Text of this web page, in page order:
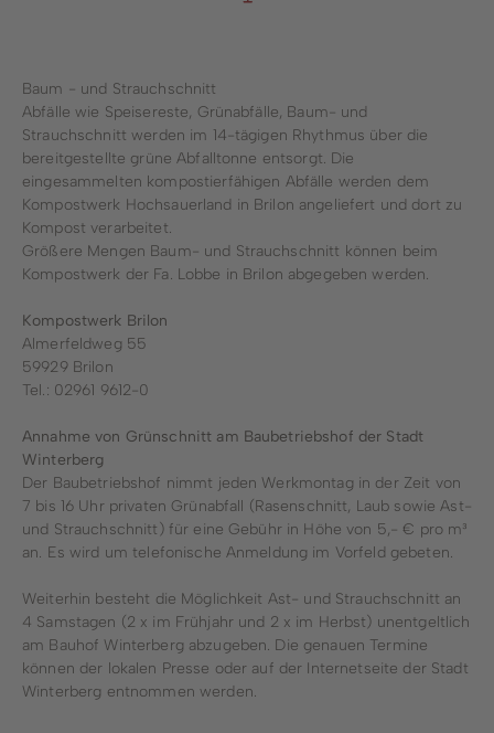
Baum - und Strauchschnitt
Abfälle wie Speisereste, Grünabfälle, Baum- und
Strauchschnitt werden im 14-tägigen Rhythmus über die
bereitgestellte grüne Abfalltonne entsorgt. Die
eingesammelten kompostierfähigen Abfälle werden dem
Kompostwerk Hochsauerland in Brilon angeliefert und dort zu
Kompost verarbeitet.
Größere Mengen Baum- und Strauchschnitt können beim
Kompostwerk der Fa. Lobbe in Brilon abgegeben werden.
Kompostwerk Brilon
Almerfeldweg 55
59929 Brilon
Tel.: 02961 9612-0
Annahme von Grünschnitt am Baubetriebshof der Stadt
Winterberg
Der Baubetriebshof nimmt jeden Werkmontag in der Zeit von
7 bis 16 Uhr privaten Grünabfall (Rasenschnitt, Laub sowie Ast-
und Strauchschnitt) für eine Gebühr in Höhe von 5,- € pro m³
an. Es wird um telefonische Anmeldung im Vorfeld gebeten.
Weiterhin besteht die Möglichkeit Ast- und Strauchschnitt an
4 Samstagen (2 x im Frühjahr und 2 x im Herbst) unentgeltlich
am Bauhof Winterberg abzugeben. Die genauen Termine
können der lokalen Presse oder auf der Internetseite der Stadt
Winterberg entnommen werden.